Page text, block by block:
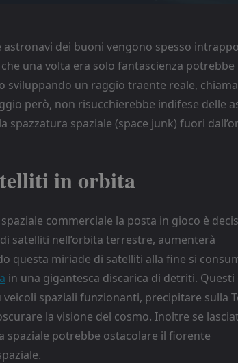
dei buoni vengono spesso
una volta era solo fantascienza
sviluppando un raggio traente reale,
però, non risucchierebbe indifese delle
spazzatura spaziale (space junk) fuori
in orbita
commerciale la posta in gioco è
satelliti nell’orbita terrestre, aumenterà
questa miriade di satelliti alla fine si
in una gigantesca discarica di detriti. Questi
spaziali funzionanti, precipitare sulla
la visione del cosmo. Inoltre se
spaziale potrebbe ostacolare il fiorente